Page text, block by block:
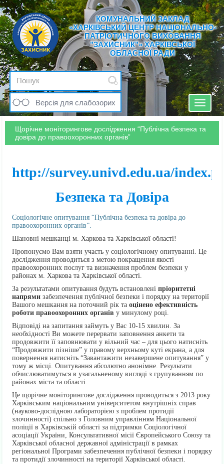
КОМУНАЛЬНИЙ ЗАКЛАД
«ХАРКІВСЬКИЙ ЦЕНТР НАЦІОНАЛЬНО-
ПАТРІОТИЧНОГО ВИХОВАННЯ
"ЗАХИСНИК"» ХАРКІВСЬКОЇ
ОБЛАСНОЇ РАДИ
Версія для слабозорих
Toggle
Щорічне моніторингове дослідження “Публічна безпека та
довіра до правоохоронних органів”
http://survey.univd.edu.ua/
Безпека та Довіра
Соціологічне опитування “Публічна безпека та довіра до
правоохоронних органів”.
Шановні мешканці м. Харкова та Харківської області!
Пропонуємо Вам взяти участь у соціологічному опитуванні. Це
дослідження проводиться з метою покращення якості
правоохоронних послуг та визначення проблем безпеки у
районах м. Харкова та Харківської області.
За результатами опитування будуть встановлені пріоритетні
напрями забезпечення публічної безпеки і порядку на території
Вашого мешкання на поточний рік та оцінено ефективність
роботи правоохоронних органів у минулому році.
Відповіді на запитання займуть у Вас 10-15 хвилин. За
необхідності Ви можете перервати заповнення анкети та
продовжити її заповнювати у вільний час – для цього натисніть
“Продовжити пізніше” у правому верхньому куті екрана, а для
повернення натисніть “Завантажити незавершене опитування” у
тому ж місці. Опитування абсолютно анонімне. Результати
обчислюватимуться в узагальненому вигляді з групуванням по
районах міста та області.
Це щорічне моніторингове дослідження проводиться з 2013 року
Харківським національним університетом внутрішніх справ
(науково-дослідною лабораторією з проблем протидії
злочинності) спільно з Головним управлінням Національної
поліції в Харківській області за підтримки Соціологічної
асоціації України, Консультативної місії Європейського Союзу та
Харківської обласної державної адміністрації в рамках
регіональної Програми забезпечення публічної безпеки і порядку
та протидії злочинності на території Харківської області.